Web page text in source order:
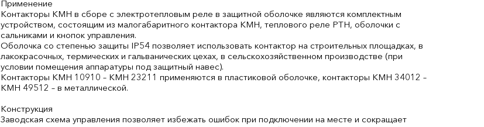
Применение
Контакторы КМН в сборе с электротепловым реле в защитной оболочке являются комплектным
устройством, состоящим из малогабаритного контактора КМН, теплового реле РТН, оболочки с
сальниками и кнопок управления.
Оболочка со степенью защиты IP54 позволяет использовать контактор на строительных площадках, в
лакокрасочных, термических и гальванических цехах, в сельскохозяйственном производстве (при
условии помещения аппаратуры под защитный навес).
Контакторы КМН 10910 – КМН 23211 применяются в пластиковой оболочке, контакторы КМН 34012 –
КМН 49512 – в металлической.
Конструкция
Заводская схема управления позволяет избежать ошибок при подключении на месте и сокращает